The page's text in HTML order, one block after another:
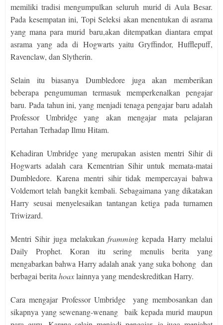
memiliki tradisi mengumpulkan seluruh murid di Aula Besar.
Pada kesempatan ini, Topi Seleksi akan menentukan di asrama
yang mana para murid baru,akan ditempatkan diantara empat
asrama yang ada di Hogwarts yaitu Gryffindor, Hufflepuff,
Ravenclaw, dan Slytherin.
Selain itu biasanya Dumbledore juga akan memberikan
beberapa pengumuman termasuk memperkenalkan pengajar
baru. Pada tahun ini, yang menjadi tenaga pengajar baru adalah
Professor Umbridge yang akan mengajar mata pelajaran
Pertahan Terhadap Ilmu Hitam.
Kehadiran Umbridge yang merupakan asisten mentri Sihir di
Hogwarts adalah cara Kementrian Sihir untuk memata-matai
Dumbledore. Karena mentri sihir tidak mempercayai bahwa
Voldemort telah bangkit kembali. Sebagaimana yang dikatakan
Harry seusai menyelesaikan tantangan ketiga pada turnamen
Triwizard.
Mentri Sihir juga melakukanframming kepada Harry melalui
Daily Prophet. Koran itu sering menulis berita yang
mengabarkan bahwa Harry adalah anak yang suka bohong dan
berbagai berita hoaxlainnya yang mendeskreditkan Harry.
Cara mengajar Professor Umbridge
yang membosankan dan
sikapnya yang sewenang-wenang
baik kepada murid maupun